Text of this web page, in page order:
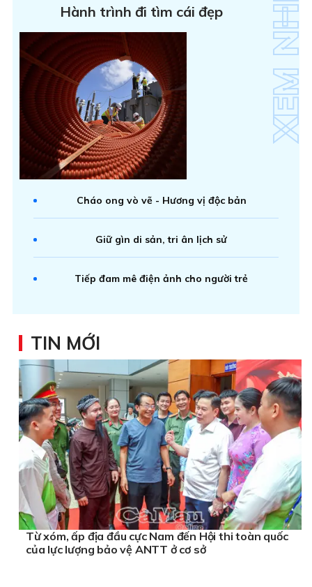
Hành trình đi tìm cái đẹp
Cháo ong vò vẽ - Hương vị độc bản
Giữ gìn di sản, tri ân lịch sử
Tiếp đam mê điện ảnh cho người trẻ
TIN MỚI
Từ xóm, ấp địa đầu cực Nam đến Hội thi toàn quốc
của lực lượng bảo vệ ANTT ở cơ sở